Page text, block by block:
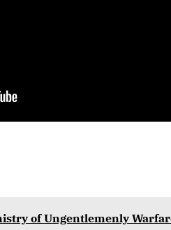
of Ungentlemenly